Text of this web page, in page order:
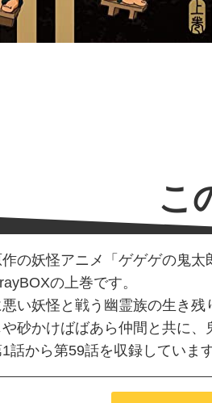
こ
の妖怪アニメ「ゲゲゲの鬼
の上巻です。
い妖怪と戦う幽霊族の生き残
砂かけばばあら仲間と共に
話から第59話を収録しています